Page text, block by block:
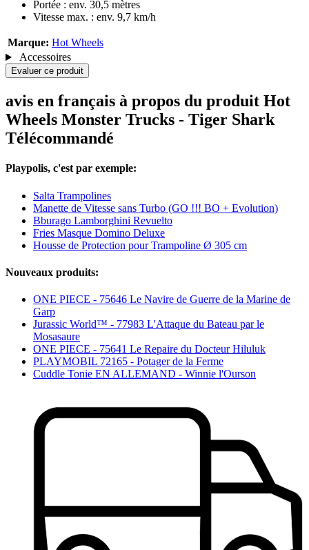
Portée : env. 30,5 mètres
Vitesse max. : env. 9,7 km/h
Marque: Hot Wheels
Accessoires
Evaluer ce produit
avis en français à propos du produit Hot
Wheels Monster Trucks - Tiger Shark
Télécommandé
Playpolis, c'est par exemple:
Salta Trampolines
Manette de Vitesse sans Turbo (GO !!! BO + Evolution)
Bburago Lamborghini Revuelto
Fries Masque Domino Deluxe
Housse de Protection pour Trampoline Ø 305 cm
Nouveaux produits:
ONE PIECE - 75646 Le Navire de Guerre de la Marine de
Garp
Jurassic World™ - 77983 L'Attaque du Bateau par le
Mosasaure
ONE PIECE - 75641 Le Repaire du Docteur Hiluluk
PLAYMOBIL 72165 - Potager de la Ferme
Cuddle Tonie EN ALLEMAND - Winnie l'Ourson